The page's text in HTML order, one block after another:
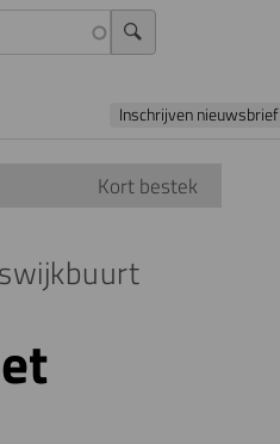
Inschrijven nieuwsbrief
Kort bestek